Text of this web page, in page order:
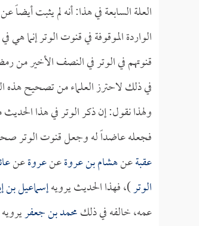
العلة السابعة في هذا: أنه لم يثبت
الواردة الموقوفة في قنوت الوتر إنما
قنوتهم في الوتر في النصف الأخير من
في ذلك لاحترز العلماء من تصحيح هذه
ولهذا نقول: إن ذكر الوتر في هذا
فجعله عاضداً له وجعل قنوت الوتر
عقبةعنهشام بن عروةعنعروةعن
الوتر)، فهذا الحديث يرويهإسماعيل بن
عمه، خالفه في ذلكمحمد بن جعفر